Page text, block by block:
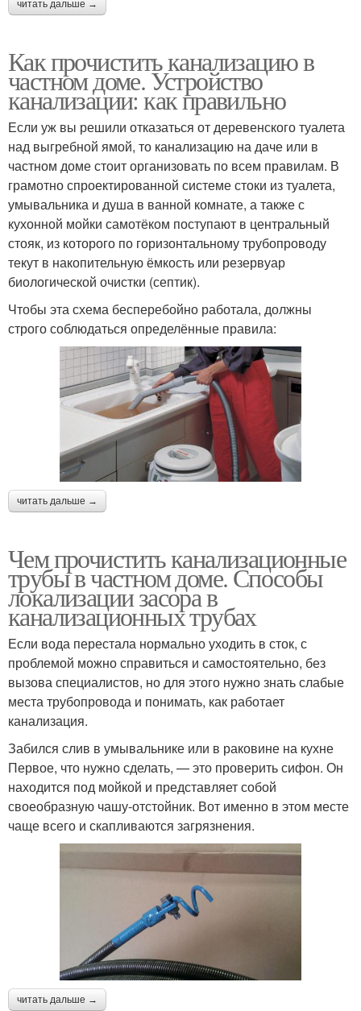
читать дальше →
Как прочистить канализацию в
частном доме. Устройство
канализации: как правильно
Если уж вы решили отказаться от деревенского туалета
над выгребной ямой, то канализацию на даче или в
частном доме стоит организовать по всем правилам. В
грамотно спроектированной системе стоки из туалета,
умывальника и душа в ванной комнате, а также с
кухонной мойки самотёком поступают в центральный
стояк, из которого по горизонтальному трубопроводу
текут в накопительную ёмкость или резервуар
биологической очистки (септик).
Чтобы эта схема бесперебойно работала, должны
строго соблюдаться определённые правила:
читать дальше →
Чем прочистить канализационные
трубы в частном доме. Способы
локализации засора в
канализационных трубах
Если вода перестала нормально уходить в сток, с
проблемой можно справиться и самостоятельно, без
вызова специалистов, но для этого нужно знать слабые
места трубопровода и понимать, как работает
канализация.
Забился слив в умывальнике или в раковине на кухне
Первое, что нужно сделать, — это проверить сифон. Он
находится под мойкой и представляет собой
своеобразную чашу-отстойник. Вот именно в этом месте
чаще всего и скапливаются загрязнения.
читать дальше →